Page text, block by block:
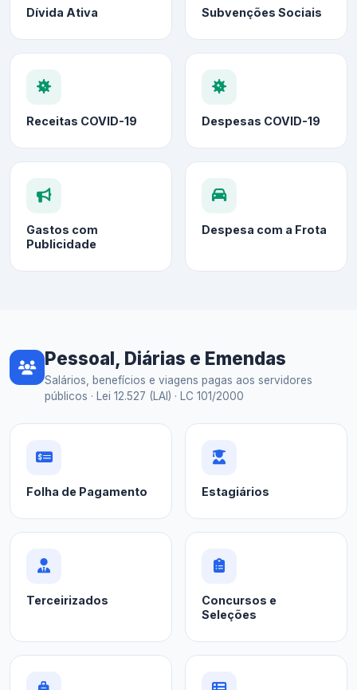
Dívida Ativa Subvenções Sociais
Receitas COVID-19 Despesas COVID-19
Gastos com
Publicidade
Despesa com a Frota
Pessoal, Diárias e Emendas
Salários, benefícios e viagens pagas aos servidores
públicos · Lei 12.527 (LAI) · LC 101/2000
Folha de Pagamento Estagiários
Terceirizados
Concursos e
Seleções